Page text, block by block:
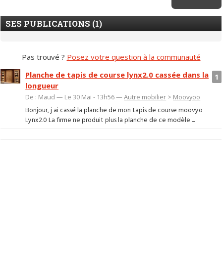
SES PUBLICATIONS (1)
Pas trouvé ? Posez votre question à la communauté
1
Planche de tapis de course lynx2.0 cassée dans la
longueur
De : Maud — Le 30 Mai - 13h56 —Autre mobilier > Moovyoo
Bonjour, j ai cassé la planche de mon tapis de course moovyo
Lynx2.0 La firme ne produit plus la planche de ce modèle ...